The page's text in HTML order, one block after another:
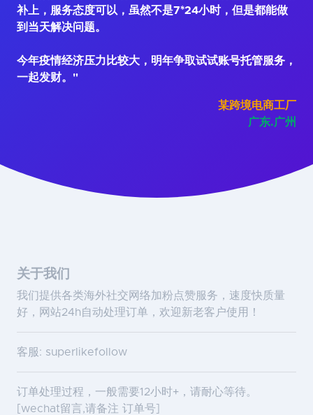
补上，服务态度可以，虽然不是7*24小时，但是都能做
到当天解决问题。
今年疫情经济压力比较大，明年争取试试账号托管服务，
一起发财。"
某跨境电商工厂
广东.广州
关于我们
我们提供各类海外社交网络加粉点赞服务，速度快质量
好，网站24h自动处理订单，欢迎新老客户使用！
客服: superlikefollow
订单处理过程，一般需要12小时+，请耐心等待。
[wechat留言,请备注 订单号]